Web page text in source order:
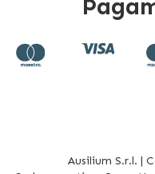
Ausilium S.r.l. |